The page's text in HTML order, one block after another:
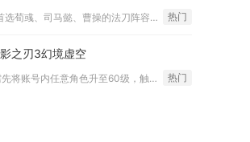
曹操在率土之滨中首选荀彧、司马懿、曹操的法刀阵容，次选马超、... 热门
之刃3幻境虚空
影之刃3幻境虚空需先将账号内任意角色升至60级，触发重塑虚空... 热门